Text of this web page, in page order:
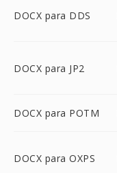
DOCX para DDS
DOCX para JP2
DOCX para POTM
DOCX para OXPS